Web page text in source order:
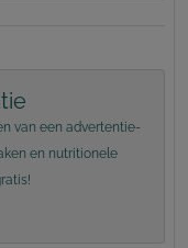
van een advertentie-
en nutritionele